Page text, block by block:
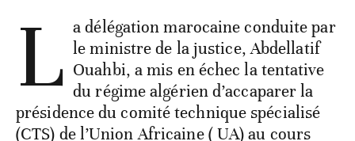
L a délégation marocaine conduite par
le ministre de la justice, Abdellatif
Ouahbi, a mis en échec la tentative
du régime algérien d’accaparer la
présidence du comité technique spécialisé
(CTS) de l’Union Africaine ( UA) au cours